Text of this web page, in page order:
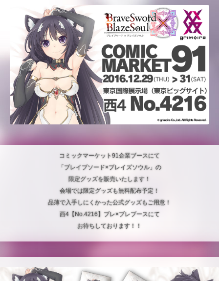
コミックマーケット91企業ブースにて
「ブレイブソード×ブレイズソウル」の
限定グッズを販売いたします！
会場では限定グッズも無料配布予定！
品薄で入手しにくかった公式グッズもご用意！
西4【No.4216】ブレ×ブレブースにて
お待ちしております！！